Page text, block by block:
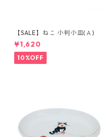
【SALE】ねこ 小判小皿(Ａ)
¥1,620
10%OFF